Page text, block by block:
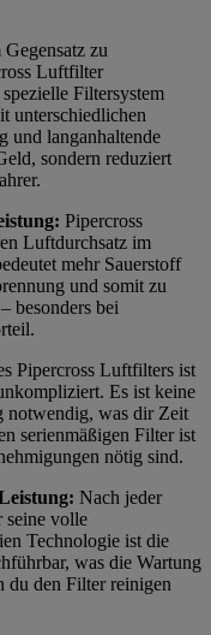
Gegensatz zu
Luftfilter
Filtersystem
unterschiedlichen
und langanhaltende
sondern reduziert
Pipercross
Luftdurchsatz im
mehr Sauerstoff
und somit zu
besonders bei
Pipercross Luftfilters ist
Es ist keine
notwendig, was dir Zeit
serienmäßigen Filter ist
nötig sind.
Nach jeder
seine volle
Technologie ist die
was die Wartung
du den Filter reinigen